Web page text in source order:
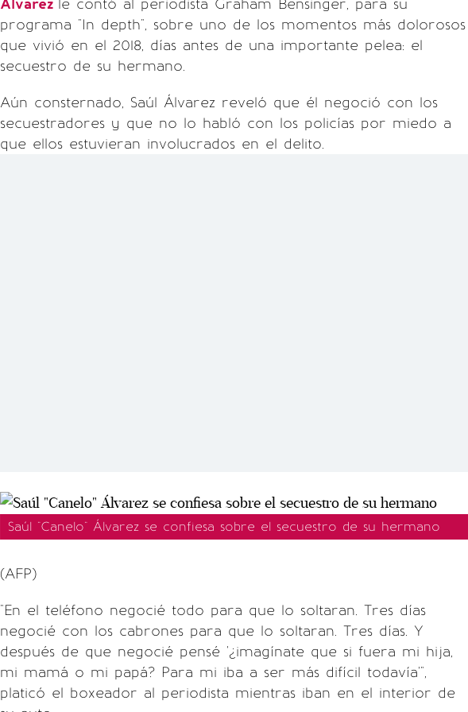
Álvarez le contó al periodista Graham Bensinger, para su
programa "In depth", sobre uno de los momentos más dolorosos
que vivió en el 2018, días antes de una importante pelea: el
secuestro de su hermano.
Aún consternado, Saúl Álvarez reveló que él negoció con los
secuestradores y que no lo habló con los policías por miedo a
que ellos estuvieran involucrados en el delito.
Saúl "Canelo" Álvarez se confiesa sobre el secuestro de su hermano
(AFP)
"En el teléfono negocié todo para que lo soltaran. Tres días
negocié con los cabrones para que lo soltaran. Tres días. Y
después de que negocié pensé '¿imagínate que si fuera mi hija,
mi mamá o mi papá? Para mi iba a ser más difícil todavía'",
platicó el boxeador al periodista mientras iban en el interior de